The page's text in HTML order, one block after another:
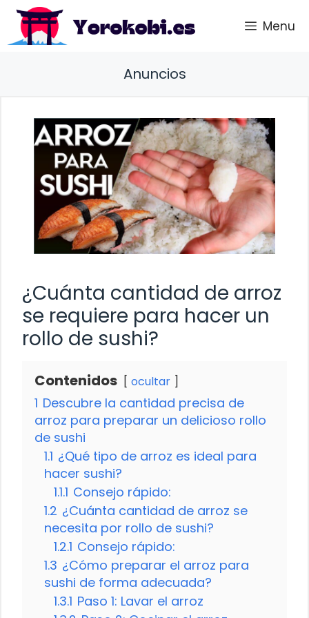
Saltar
contenido
Menu
Anuncios
¿Cuánta cantidad de arroz
se requiere para hacer un
rollo de sushi?
Contenidos ocultar
1 Descubre la cantidad precisa de
arroz para preparar un delicioso rollo
de sushi
1.1 ¿Qué tipo de arroz es ideal para
hacer sushi?
1.1.1 Consejo rápido:
1.2 ¿Cuánta cantidad de arroz se
necesita por rollo de sushi?
1.2.1 Consejo rápido:
1.3 ¿Cómo preparar el arroz para
sushi de forma adecuada?
1.3.1 Paso 1: Lavar el arroz